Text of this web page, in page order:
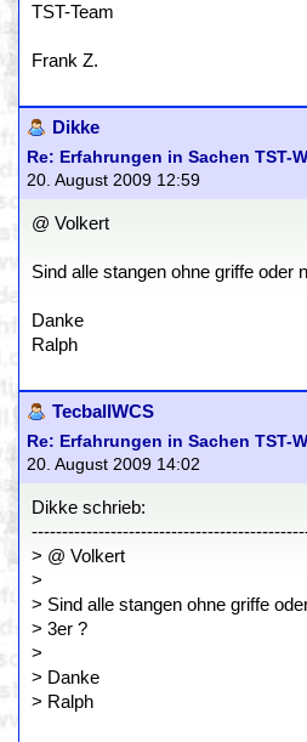
TST-Team
Frank Z.
Dikke
Re: Erfahrungen in Sachen TST-
20. August 2009 12:59
@ Volkert
Sind alle stangen ohne griffe oder
Danke
Ralph
TecballWCS
Re: Erfahrungen in Sachen TST-
20. August 2009 14:02
Dikke schrieb:
> @ Volkert
>
> Sind alle stangen ohne griffe
> 3er ?
>
> Danke
> Ralph